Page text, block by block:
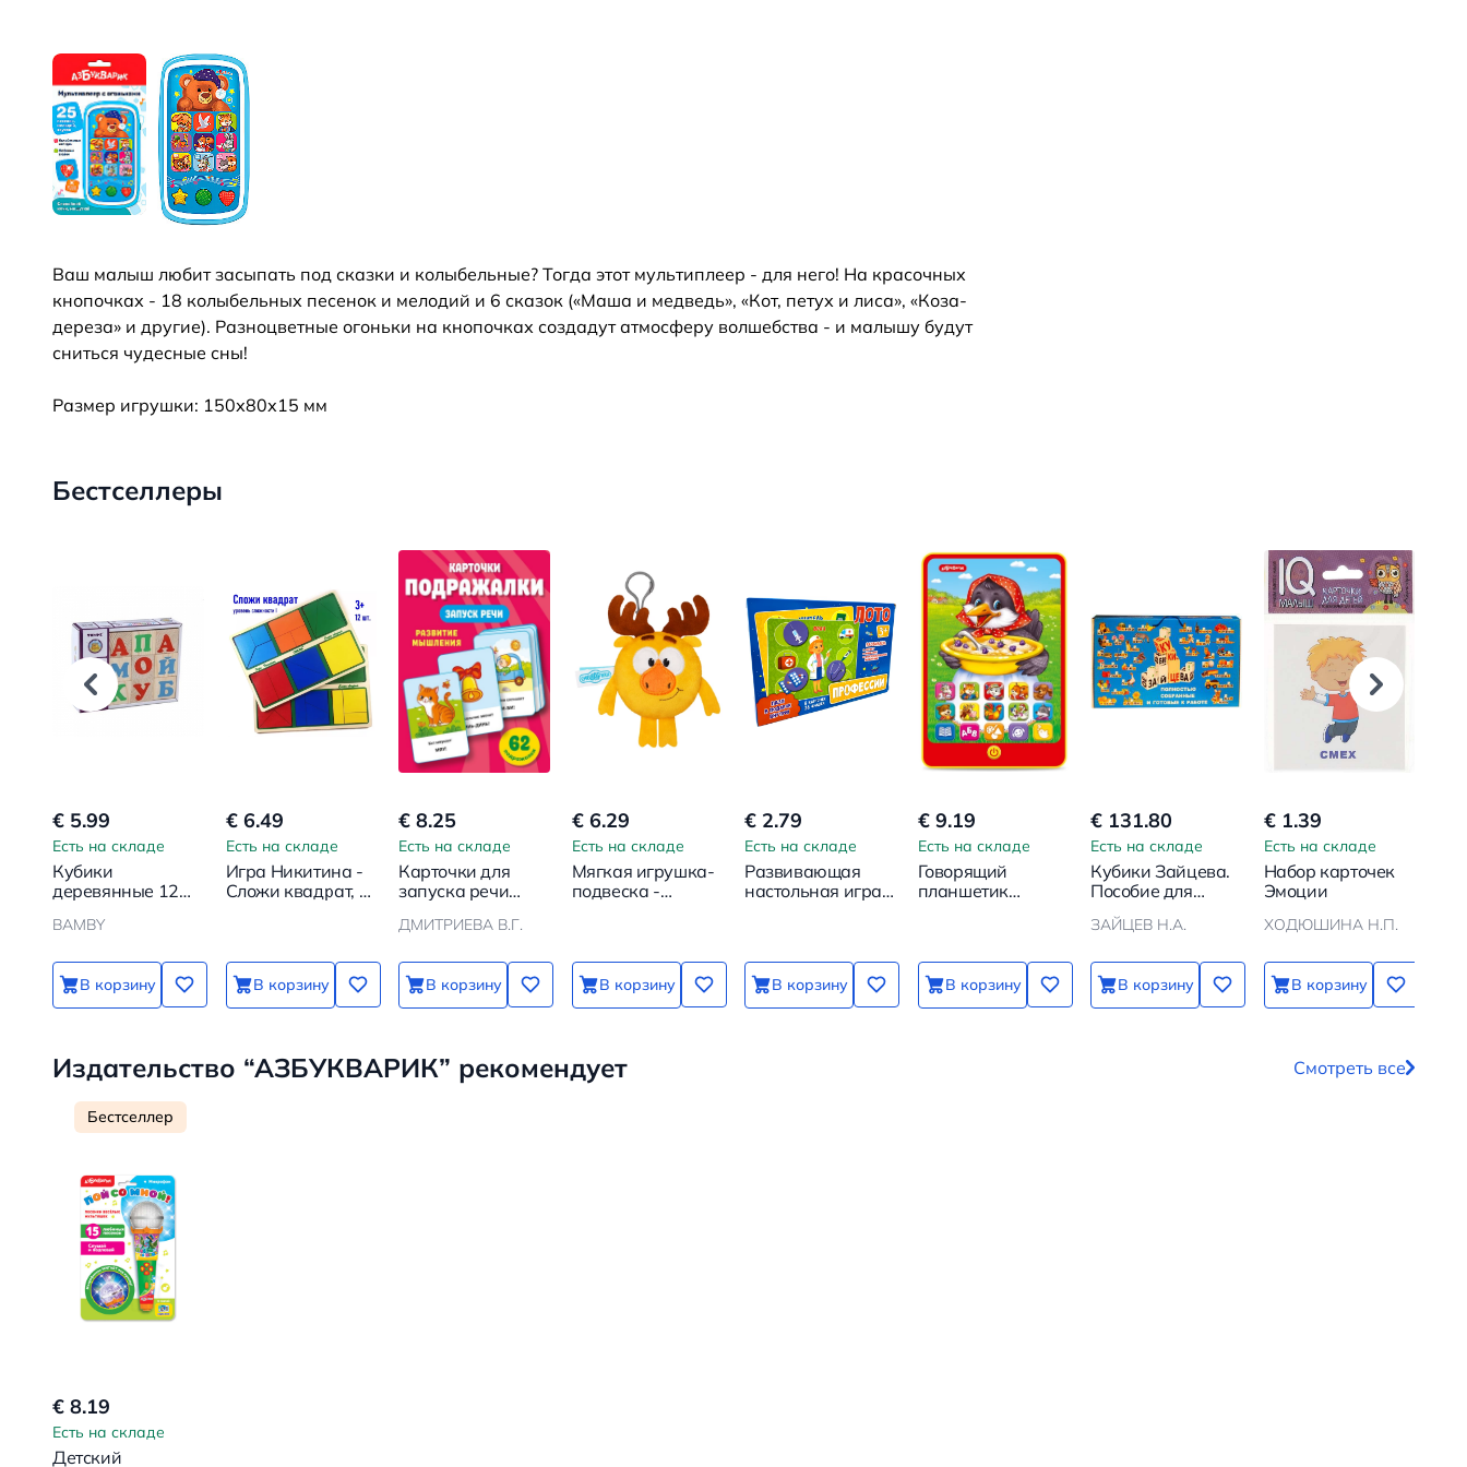
Ваш малыш любит засыпать под сказки и колыбельные? Тогда этот мультиплеер - для него! На красочных
кнопочках - 18 колыбельных песенок и мелодий и 6 сказок («Маша и медведь», «Кот, петух и лиса», «Коза-
дереза» и другие). Разноцветные огоньки на кнопочках создадут атмосферу волшебства - и малышу будут
сниться чудесные сны!
Размер игрушки: 150х80х15 мм
Бестселлеры
€ 5.99
Есть на складе
Кубики
деревянные 12
BAMBY
В корзину
€ 6.49
Есть на складе
Игра Никитина -
Сложи квадрат, 1
В корзину
€ 8.25
Есть на складе
Карточки для
запуска речи
ДМИТРИЕВА В.Г.
В корзину
€ 6.29
Есть на складе
Мягкая игрушка-
подвеска -
В корзину
€ 2.79
Есть на складе
Развивающая
настольная игра -
В корзину
€ 9.19
Есть на складе
Говорящий
планшетик
В корзину
€ 131.80
Есть на складе
Кубики Зайцева.
Пособие для
с двух лет
ЗАЙЦЕВ Н.А.
В корзину
€ 1.39
Есть на складе
Набор карточек
Эмоции
ХОДЮШИНА Н.П.
В корзину
Издательство “АЗБУКВАРИК” рекомендует Смотреть все
Бестселлер
€ 8.19
Есть на складе
Детский